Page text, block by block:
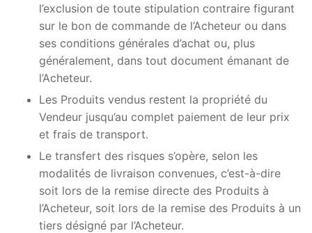
l’exclusion de toute stipulation contraire figurant
sur le bon de commande de l’Acheteur ou dans
ses conditions générales d’achat ou, plus
généralement, dans tout document émanant de
l’Acheteur.
Les Produits vendus restent la propriété du
Vendeur jusqu’au complet paiement de leur prix
et frais de transport.
Le transfert des risques s’opère, selon les
modalités de livraison convenues, c’est-à-dire
soit lors de la remise directe des Produits à
l’Acheteur, soit lors de la remise des Produits à un
tiers désigné par l’Acheteur.